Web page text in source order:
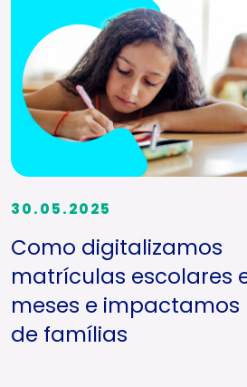
30.05.2025
Como digitalizamos
matrículas escolares
meses e impactamos
de famílias